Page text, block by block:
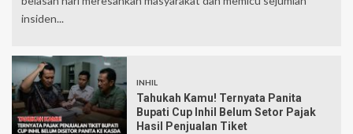
insiden...
INHIL
Tahukah Kamu! Ternyata Panita
Bupati Cup Inhil Belum Setor Pajak
Hasil Penjualan Tiket